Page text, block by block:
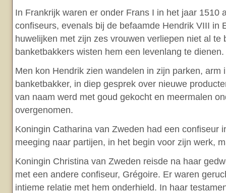
In Frankrijk waren er onder Frans I in het jaar 1510
confiseurs, evenals bij de befaamde Hendrik VIII in
huwelijken met zijn zes vrouwen verliepen niet al te
banketbakkers wisten hem een levenlang te dienen.
Men kon Hendrik zien wandelen in zijn parken, arm
banketbakker, in diep gesprek over nieuwe
van naam werd met goud gekocht en meermalen
overgenomen.
Koningin Catharina van Zweden had een confiseur
meeging naar partijen, in het begin voor zijn werk,
Koningin Christina van Zweden reisde na haar
met een andere confiseur, Grégoire. Er waren
intieme relatie met hem onderhield. In haar